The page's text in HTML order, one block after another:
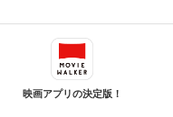
映画アプリの決定版！